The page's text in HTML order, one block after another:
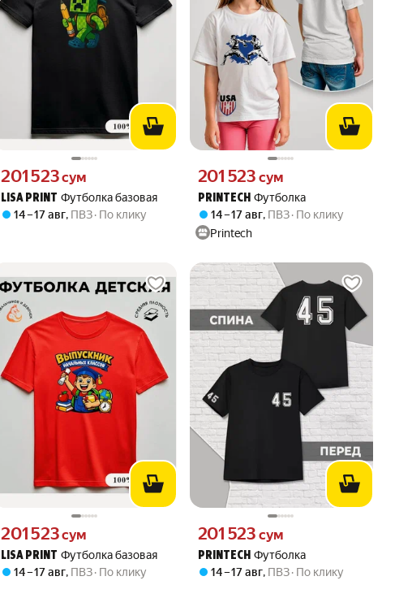
LISA PRINT Футболка базовая
Цена 201523 сум вместо
201 523сум
14 – 17 авг, ПВЗ По клику
PRINTECH Футболка
Цена 201523 сум вместо
201 523 сум
14 – 17 авг, ПВЗ По клику
Printech
LISA PRINT Футболка базовая
Цена 201523 сум вместо
201 523сум
14 – 17 авг, ПВЗ По клику
PRINTECH Футболка
Цена 201523 сум вместо
201 523 сум
14 – 17 авг, ПВЗ По клику